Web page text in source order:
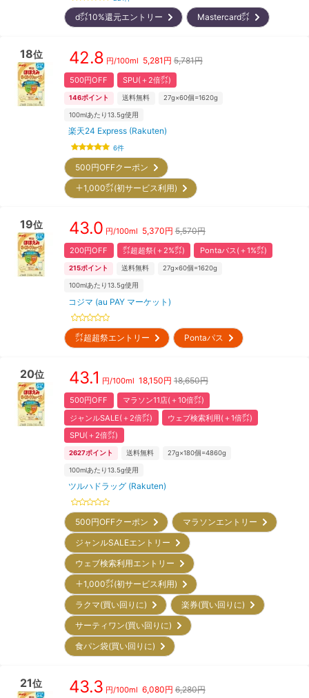
d㌽10%還元エントリー Mastercard㌽
18位 42.8 円/100ml 5,281 円 5,781円
500円OFF SPU(＋2倍㌽)
146ポイント 送料無料 27g×60個=1620g
100mlあたり13.5g使用
楽天24 Express (Rakuten)
6件
500円OFFクーポン
＋1,000㌽(初サービス利用)
19位 43.0 円/100ml 5,370円 5,570円
200円OFF ㌽超超祭(＋2%㌽) Pontaパス(＋1%㌽)
215ポイント 送料無料 27g×60個=1620g
100mlあたり13.5g使用
コジマ (au PAY マーケット)
㌽超超祭エントリー Pontaパス
20位 43.1 円/100ml 18,150円 18,650円
500円OFF
マラソン11店(＋10倍㌽)
ジャンルSALE(＋2倍㌽)
ウェブ検索利用(＋1倍㌽)
SPU(＋2倍㌽)
2627ポイント 送料無料 27g×180個=4860g
100mlあたり13.5g使用
ツルハドラッグ (Rakuten)
500円OFFクーポン
マラソンエントリー
ジャンルSALEエントリー
ウェブ検索利用エントリー
＋1,000㌽(初サービス利用)
ラクマ(買い回りに)
楽券(買い回りに)
サーティワン(買い回りに)
食パン袋(買い回りに)
21位 43.3 円/100ml 6,080円 6,280円